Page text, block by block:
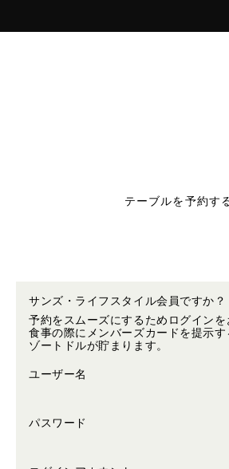
テーブルを予約す
サンズ・ライフスタイル会員ですか？
予約をスムーズにするためログイン
食事の際にメンバーズカードを提示す
ゾートドルが貯まります。
ユーザー名
パスワード